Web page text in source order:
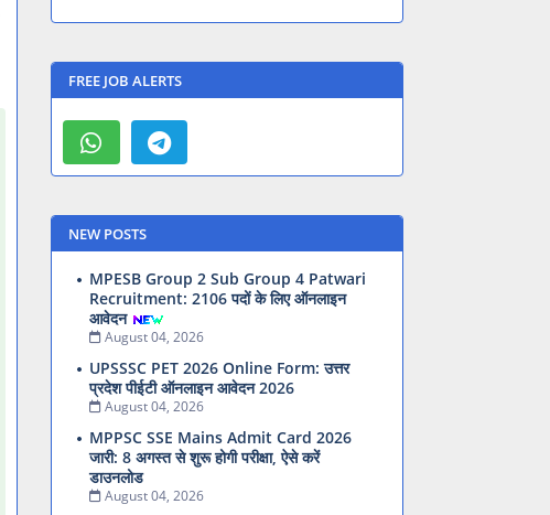
FREE JOB ALERTS
NEW POSTS
MPESB Group 2 Sub Group 4 Patwari
Recruitment: 2106 पदों के लिए ऑनलाइन
आवेदन
August 04, 2026
UPSSSC PET 2026 Online Form: उत्तर
प्रदेश पीईटी ऑनलाइन आवेदन 2026
August 04, 2026
MPPSC SSE Mains Admit Card 2026
जारी: 8 अगस्त से शुरू होगी परीक्षा, ऐसे करें
डाउनलोड
August 04, 2026